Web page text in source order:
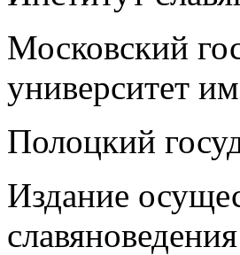
Московский
университет
Полоцкий
Издание